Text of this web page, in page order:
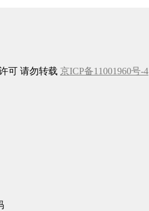
可 请勿转载 京ICP备11001960号-4